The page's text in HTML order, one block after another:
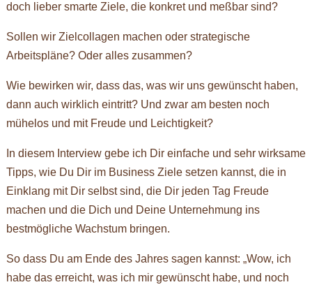
doch lieber smarte Ziele, die konkret und meßbar sind?
Sollen wir Zielcollagen machen oder strategische
Arbeitspläne? Oder alles zusammen?
Wie bewirken wir, dass das, was wir uns gewünscht haben,
dann auch wirklich eintritt? Und zwar am besten noch
mühelos und mit Freude und Leichtigkeit?
In diesem Interview gebe ich Dir einfache und sehr wirksame
Tipps, wie Du Dir im Business Ziele setzen kannst, die in
Einklang mit Dir selbst sind, die Dir jeden Tag Freude
machen und die Dich und Deine Unternehmung ins
bestmögliche Wachstum bringen.
So dass Du am Ende des Jahres sagen kannst: „Wow, ich
habe das erreicht, was ich mir gewünscht habe, und noch